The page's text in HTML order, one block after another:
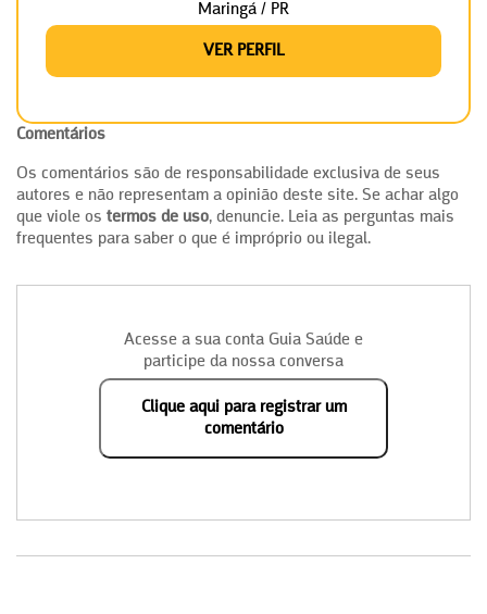
Maringá / PR
VER PERFIL
Comentários
Os comentários são de responsabilidade exclusiva de seus
autores e não representam a opinião deste site. Se achar algo
que viole os termos de uso, denuncie. Leia as perguntas mais
frequentes para saber o que é impróprio ou ilegal.
Acesse a sua conta Guia Saúde e
participe da nossa conversa
Clique aqui para registrar um
comentário